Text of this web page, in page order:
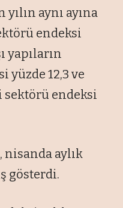
aynı ayına
endeksi
yapıların
yüzde 12,3 ve
endeksi
aylık
gösterdi.